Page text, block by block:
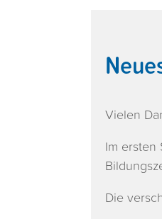
Vielen
Im
Die